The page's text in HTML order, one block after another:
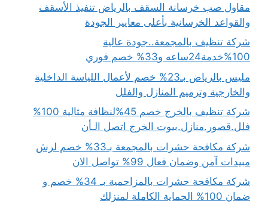
مقاول صب خرسانة السقف بالرياض تنفيذ الأسقف
والقواعد الخرسانية بأعلى معايير الجودة
شركة تنظيف بالمجمعة..جودة عالية
100%خدمة24ساعه و33% خصم فوري
مليس بالرياض بـ23% خصم لأعمال اللياسة الداخلية
والخارجية وترميم المنازل والفلل
شركة تنظيف بالخرج خصم 45%لنظافة مثالية 100%
فلل.قصور.منازل.بيوت الخرج اتصل الـأن
شركة مكافحة حشرات بالمجمعة بـ33% خصم لرش
مبيدات آمن وضمان فعال 99% تواصل الان
شركة مكافحة حشرات بالمزاحمية بـ 34% خصم و
ضمان 100% الحماية الكاملة لمنزلك